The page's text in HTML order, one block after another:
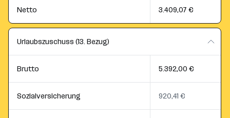
Netto 3.409,07 €
Urlaubszuschuss (13. Bezug)
Brutto 5.392,00 €
Sozialversicherung 920,41 €